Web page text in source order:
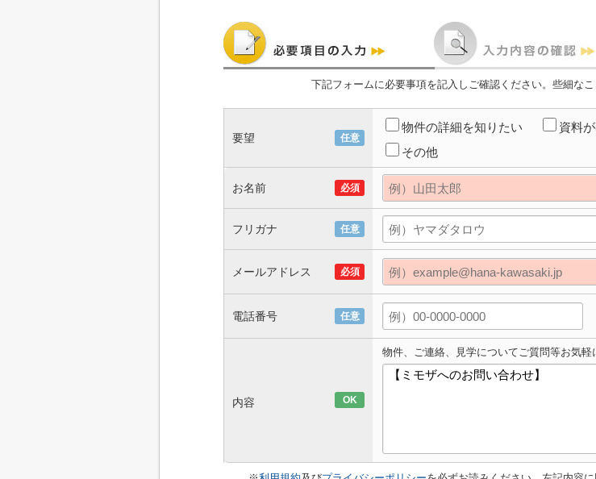
下記フォームに必要事項を記入しご確認ください。些細な
要望 任意
物件の詳細を知りたい 資料
その他
お名前 必須
フリガナ 任意
メールアドレス 必須
電話番号 任意
内容 OK
物件、ご連絡、見学についてご質問等お気軽